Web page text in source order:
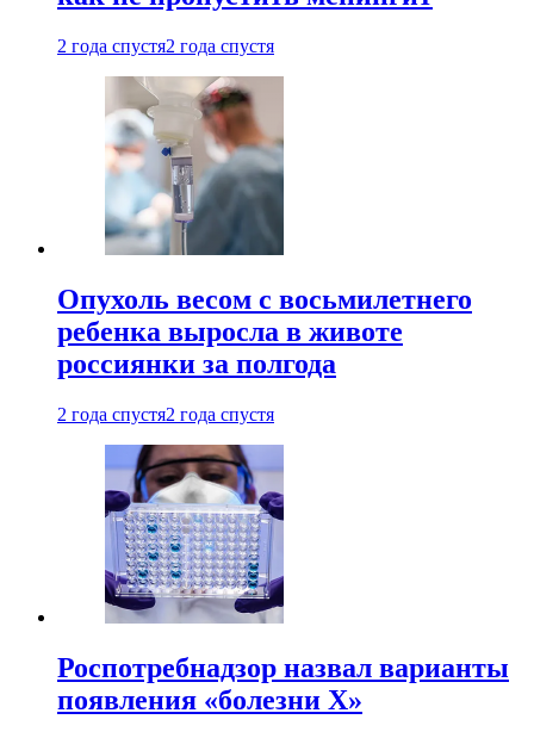
2 года спустя2 года спустя
Опухоль весом с восьмилетнего
ребенка выросла в животе
россиянки за полгода
2 года спустя2 года спустя
Роспотребнадзор назвал варианты
появления «болезни Х»